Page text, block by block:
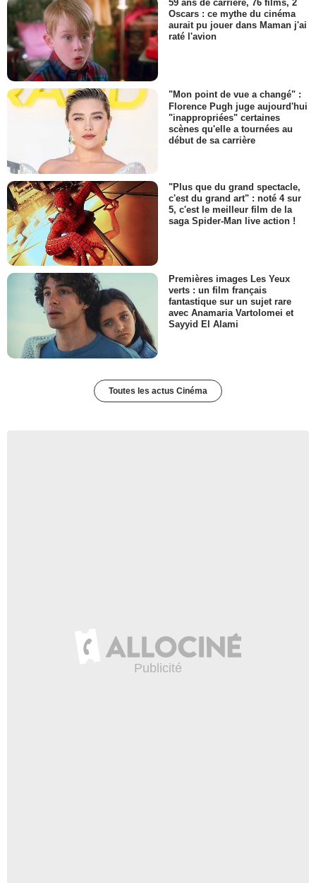
59 ans de carrière, 76 films, 2
Oscars : ce mythe du cinéma
aurait pu jouer dans Maman j'ai
raté l'avion
"Mon point de vue a changé" :
Florence Pugh juge aujourd'hui
"inappropriées" certaines
scènes qu'elle a tournées au
début de sa carrière
"Plus que du grand spectacle,
c'est du grand art" : noté 4 sur
5, c'est le meilleur film de la
saga Spider-Man live action !
Premières images Les Yeux
verts : un film français
fantastique sur un sujet rare
avec Anamaria Vartolomei et
Sayyid El Alami
Toutes les actus Cinéma